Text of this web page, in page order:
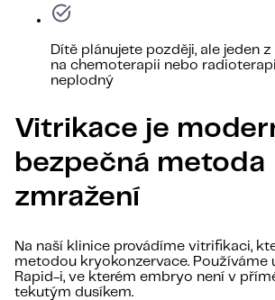
Dítě plánujete později, ale jeden
na chemoterapii nebo
neplodný
Vitrikace je
bezpečná metoda
zmražení
Na naší klinice provádíme vitrifikaci,
metodou kryokonzervace. Používáme
Rapid-i, ve kterém embryo není v
tekutým dusíkem.